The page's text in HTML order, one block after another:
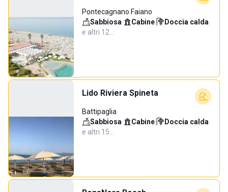
Pontecagnano Faiano
Sabbiosa· Cabine· Doccia calda·
e altri 12…
Lido Riviera Spineta
Battipaglia
Sabbiosa· Cabine· Doccia calda·
e altri 15…